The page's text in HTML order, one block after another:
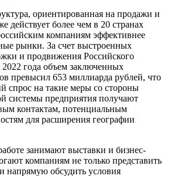
ориентированная на продажи и
действует более чем в 20 странах
компаниям эффективнее
рынки. За счет выстроенных
и продвижения Российского
2022 года объем заключенных
превысил 653 миллиарда рублей, что
спрос на такие меры со стороны
системы предприятия получают
контактам, потенциальным
для расширения географии
занимают выставки и бизнес-
компаниям не только представить
обсудить условия